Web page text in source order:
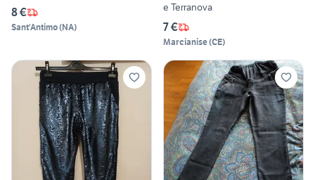
8 €
Sant'Antimo(NA)
e Terranova
7 €
Marcianise(CE)